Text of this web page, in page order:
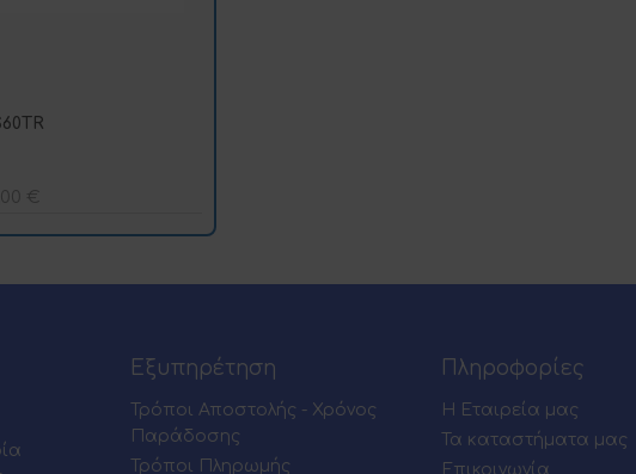
€
Εξυπηρέτηση
Τρόποι Αποστολής - Χρόνος
Παράδοσης
Τρόποι Πληρωμής
Πληροφορίες
Η Εταιρεία μας
Τα καταστήματα μας
Επικοινωνία